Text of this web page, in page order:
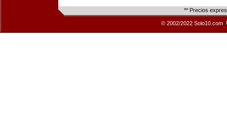
** Precios
© 2002/2022 Solo10.com